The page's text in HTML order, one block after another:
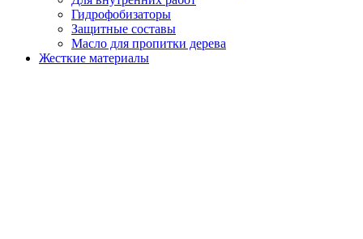
Гидрофобизаторы
Защитные составы
Масло для пропитки дерева
Жесткие материалы